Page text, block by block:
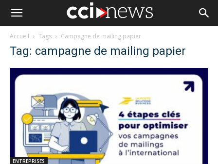
Accueil Tags Campagne de mailing papier
Tag: campagne de mailing papier
ENTREPRISES